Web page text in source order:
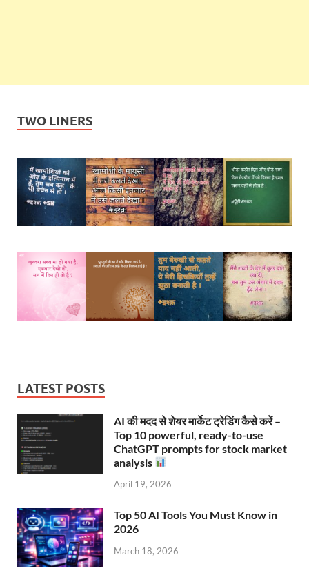
TWO LINERS
LATEST POSTS
AI की मदद से शेयर मार्केट ट्रेडिंग कैसे करें –
Top 10 powerful, ready-to-use
ChatGPT prompts for stock market
analysis
April 19, 2026
Top 50 AI Tools You Must Know in
2026
March 18, 2026